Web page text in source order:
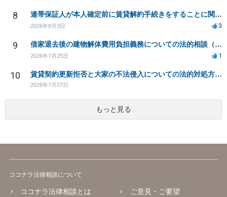
8 連帯保証人が本人確定前に賃貸解約手続きをすることに関して
2026年8月3日 3
9 借家退去後の建物解体費用負担義務についての法的相談（補足説明修正）
2026年7月25日 1
10 賃貸契約更新拒否と大家の不法侵入についての法的対処方法は？
2026年7月27日
もっと見る
ココナラ法律相談について
ココナラ法律相談とは ご意見・ご要望